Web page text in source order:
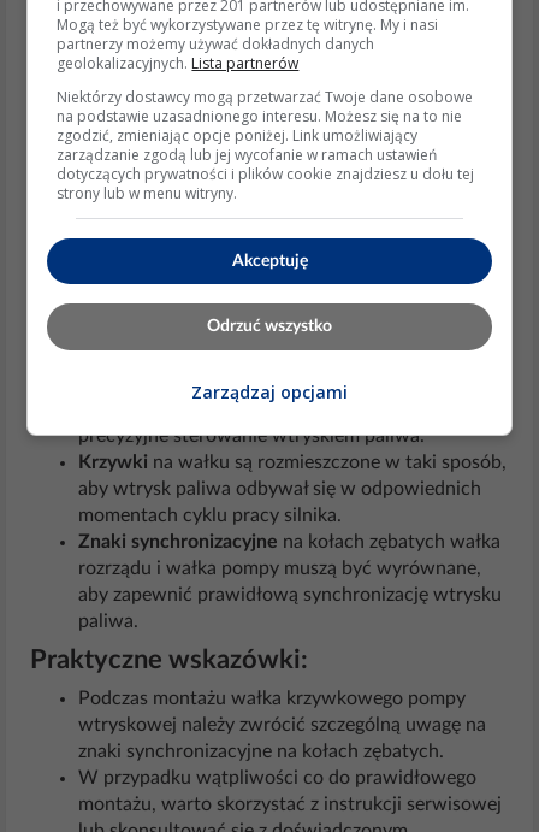
części zamiennych często nie określają wprost, która
strona wałka jest przednia, ponieważ wałek może być
symetryczny. Jednak w przypadku silnika Ursus C-330,
strona z kołem zębatym napędzającym pompę
wtryskową jest uznawana za przednią. Wałek ten jest
kluczowym elementem w synchronizacji układu
wtryskowego, co ma bezpośredni wpływ na wydajność
silnika.
Wspierające wyjaśnienia i detale:
na przedniej stronie wałka jest
napędzane przez wałek rozrządu, co umożliwia
precyzyjne sterowanie wtryskiem paliwa.
Krzywki na wałku są rozmieszczone w taki sposób,
aby wtrysk paliwa odbywał się w odpowiednich
momentach cyklu pracy silnika.
Znaki synchronizacyjne na kołach zębatych wałka
rozrządu i wałka pompy muszą być wyrównane,
aby zapewnić prawidłową synchronizację wtrysku
paliwa.
Praktyczne wskazówki:
Podczas montażu wałka krzywkowego pompy
wtryskowej należy zwrócić szczególną uwagę na
znaki synchronizacyjne na kołach zębatych.
W przypadku wątpliwości co do prawidłowego
montażu, warto skorzystać z instrukcji serwisowej
i przechowywane przez 201 partnerów lub udostępniane im.
Mogą też być wykorzystywane przez tę witrynę. My i nasi
partnerzy możemy używać dokładnych danych
geolokalizacyjnych. Lista partnerów
Niektórzy dostawcy mogą przetwarzać Twoje dane osobowe
na podstawie uzasadnionego interesu. Możesz się na to nie
zgodzić, zmieniając opcje poniżej. Link umożliwiający
zarządzanie zgodą lub jej wycofanie w ramach ustawień
dotyczących prywatności i plików cookie znajdziesz u dołu tej
strony lub w menu witryny.
Akceptuję
Odrzuć wszystko
Zarządzaj opcjami